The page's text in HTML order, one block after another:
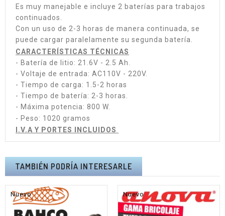
Es muy manejable e incluye 2 baterías para trabajos
continuados.
Con un uso de 2-3 horas de manera continuada, se
puede cargar paralelamente su segunda batería.
CARACTERÍSTICAS TÉCNICAS
- Batería de litio: 21.6V - 2.5 Ah.
- Voltaje de entrada: AC110V - 220V.
- Tiempo de carga: 1.5-2 horas
- Tiempo de batería: 2-3 horas.
- Máxima potencia: 800 W.
- Peso: 1020 gramos
I.V.A Y PORTES INCLUIDOS
TAMBIÉN PODRÍA INTERESARLE
Nuevo Nuevo